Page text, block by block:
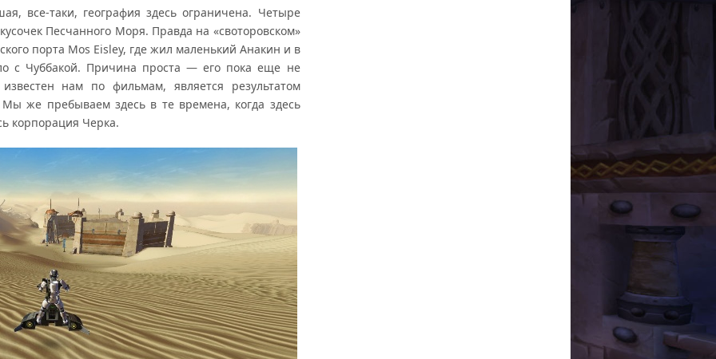
все-таки, география здесь ограничена. Четыре
Песчанного Моря. Правда на «своторовском»
порта Mos Eisley, где жил маленький Анакин и в
с Чуббакой. Причина проста — его пока еще не
нам по фильмам, является результатом
же пребываем здесь в те времена, когда здесь
корпорация Черка.